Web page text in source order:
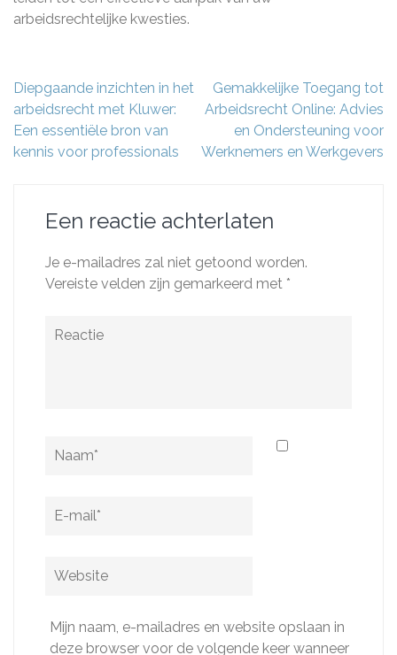
arbeidsrechtelijke kwesties.
Berichtnavigatie
Diepgaande inzichten in het
arbeidsrecht met Kluwer:
Een essentiële bron van
kennis voor professionals
Gemakkelijke Toegang tot
Arbeidsrecht Online: Advies
en Ondersteuning voor
Werknemers en Werkgevers
Een reactie achterlaten
Je e-mailadres zal niet getoond worden.
Vereiste velden zijn gemarkeerd met *
Reactie
Naam
E-
Website
Mijn naam, e-mailadres en website opslaan in
deze browser voor de volgende keer wanneer